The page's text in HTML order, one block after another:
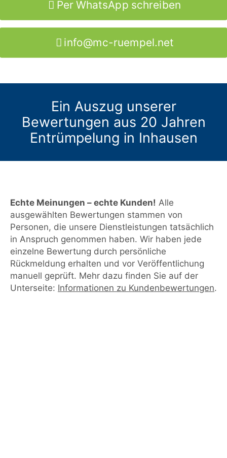
Per WhatsApp schreiben
info@mc-ruempel.net
Ein Auszug unserer
Bewertungen aus 20 Jahren
Entrümpelung in Inhausen
Echte Meinungen – echte Kunden! Alle
ausgewählten Bewertungen stammen von
Personen, die unsere Dienstleistungen tatsächlich
in Anspruch genommen haben. Wir haben jede
einzelne Bewertung durch persönliche
Rückmeldung erhalten und vor Veröffentlichung
manuell geprüft. Mehr dazu finden Sie auf der
Unterseite: Informationen zu Kundenbewertungen.